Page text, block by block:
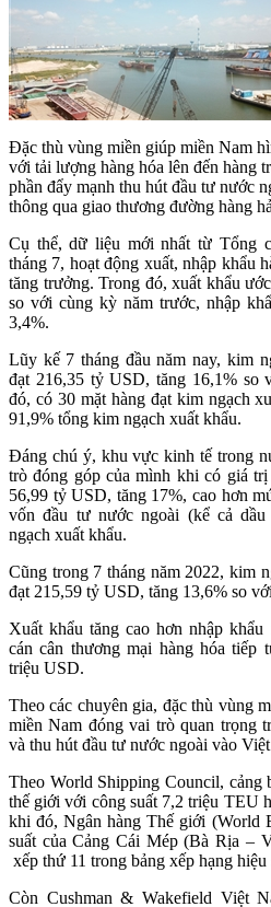
Đặc thù vùng miền giúp miền Nam
với tải lượng hàng hóa lên đến hàng
phần đẩy mạnh thu hút đầu tư nước
thông qua giao thương đường hàng
Cụ thể, dữ liệu mới nhất từ Tổng
tháng 7, hoạt động xuất, nhập khẩu
tăng trưởng. Trong đó, xuất khẩu
so với cùng kỳ năm trước, nhập
3,4%.
Lũy kế 7 tháng đầu năm nay, kim
đạt 216,35 tỷ USD, tăng 16,1% so
đó, có 30 mặt hàng đạt kim ngạch
91,9% tổng kim ngạch xuất khẩu.
Đáng chú ý, khu vực kinh tế trong
trò đóng góp của mình khi có giá
56,99 tỷ USD, tăng 17%, cao hơn
vốn đầu tư nước ngoài (kể cả
ngạch xuất khẩu.
Cũng trong 7 tháng năm 2022, kim
đạt 215,59 tỷ USD, tăng 13,6% so
Xuất khẩu tăng cao hơn nhập
cán cân thương mại hàng hóa tiếp
triệu USD.
Theo các chuyên gia, đặc thù vùng
miền Nam đóng vai trò quan trọng
và thu hút đầu tư nước ngoài vào
Theo World Shipping Council,
thế giới với công suất 7,2 triệu TEU
khi đó, Ngân hàng Thế giới (World
suất của Cảng Cái Mép (Bà Rịa –
xếp thứ 11 trong bảng xếp hạng hiệu
Còn Cushman & Wakefield Việt